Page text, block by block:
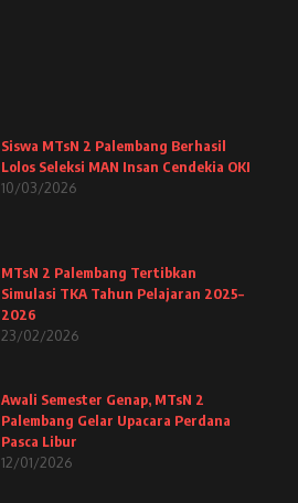
Siswa MTsN 2 Palembang Berhasil
Lolos Seleksi MAN Insan Cendekia OKI
10/03/2026
MTsN 2 Palembang Tertibkan
Simulasi TKA Tahun Pelajaran 2025–
2026
23/02/2026
Awali Semester Genap, MTsN 2
Palembang Gelar Upacara Perdana
Pasca Libur
12/01/2026